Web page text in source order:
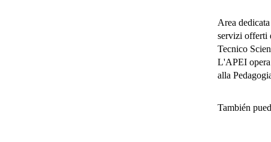
Area
servizi offerti
Tecnico
L'APEI opera
alla
También